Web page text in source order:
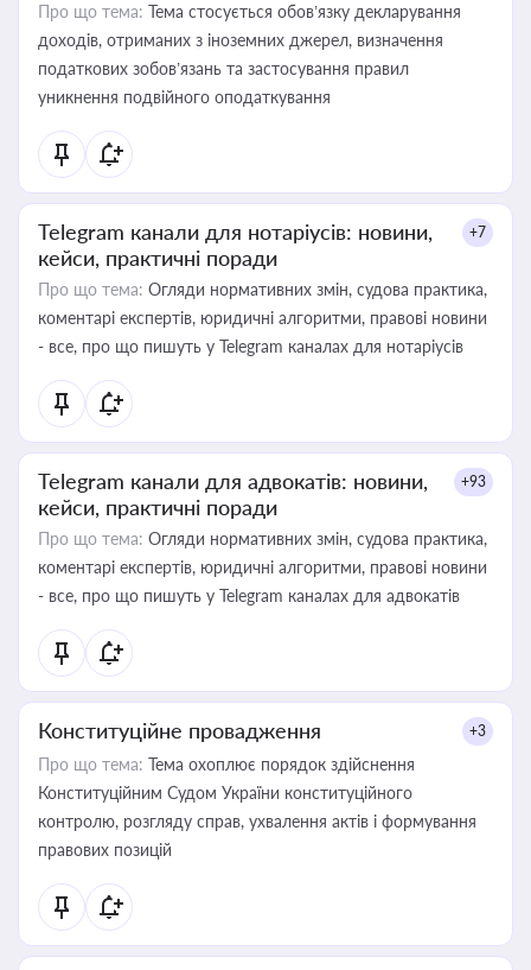
Про що тема: Тема стосується обов’язку декларування
доходів, отриманих з іноземних джерел, визначення
податкових зобов’язань та застосування правил
уникнення подвійного оподаткування
Telegram канали для нотаріусів: новини,
кейси, практичні поради
+7
Про що тема: Огляди нормативних змін, судова практика,
коментарі експертів, юридичні алгоритми, правові новини
- все, про що пишуть у Telegram каналах для нотаріусів
Telegram канали для адвокатів: новини,
кейси, практичні поради
+93
Про що тема: Огляди нормативних змін, судова практика,
коментарі експертів, юридичні алгоритми, правові новини
- все, про що пишуть у Telegram каналах для адвокатів
Конституційне провадження +3
Про що тема: Тема охоплює порядок здійснення
Конституційним Судом України конституційного
контролю, розгляду справ, ухвалення актів і формування
правових позицій